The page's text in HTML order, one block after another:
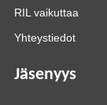
RIL vaikuttaa
Yhteystiedot
Jäsenyys